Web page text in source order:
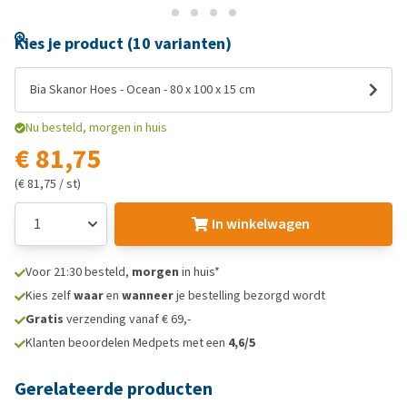
Kies je product (10 varianten)
Bia Skanor Hoes - Ocean - 80 x 100 x 15 cm
Nu besteld, morgen in huis
€ 81,75
(€ 81,75 / st)
In winkelwagen
Voor 21:30 besteld, morgen in huis*
Kies zelfwaaren wanneerje bestelling bezorgd wordt
Gratis verzending vanaf € 69,-
Klanten beoordelen Medpets met een 4,6/5
Gerelateerde producten